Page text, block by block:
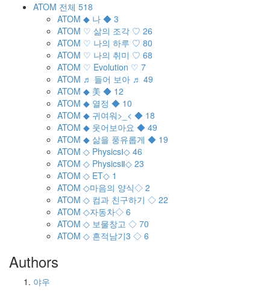
ATOM 전체 518
ATOM ◆ 나 ◆ 3
ATOM ♡ 삶의 조각 ♡ 26
ATOM ♡ 나의 하루 ♡ 80
ATOM ♡ 나의 취미 ♡ 68
ATOM ♡ Evolution ♡ 7
ATOM ♬ 들어 보아 ♬ 49
ATOM ◆ 美 ◆ 12
ATOM ◆ 열정 ◆ 10
ATOM ◆ 귀여워>_< ◆ 18
ATOM ◆ 웃어보아요 ◆ 49
ATOM ◆ 삶을 풍유롭게 ◆ 19
ATOM ◇ PhysicsⅠ◇ 46
ATOM ◇ PhysicsⅡ◇ 23
ATOM ◇ ET◇ 1
ATOM ◇마음의 양식◇ 2
ATOM ◇ 컴과 친구하기 ◇ 22
ATOM ◇자동차◇ 6
ATOM ◇ 보물창고 ◇ 70
ATOM ◇ 흔적남기3 ◇ 6
Authors
야우